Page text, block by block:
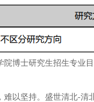
院博士研究生招生专
以坚持。盛世清北-